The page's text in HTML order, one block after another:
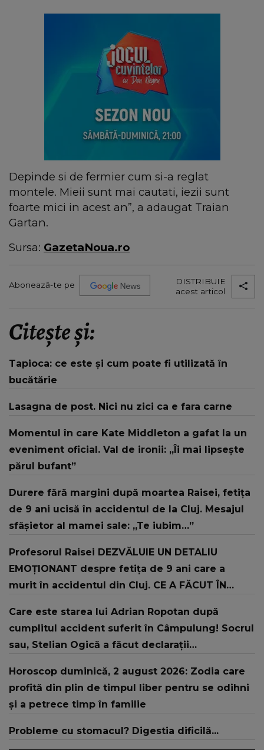
Depinde si de fermier cum si-a reglat
montele. Mieii sunt mai cautati, iezii sunt
foarte mici in acest an”, a adaugat Traian
Gartan.
Sursa: GazetaNoua.ro
Abonează-te pe
DISTRIBUIE
acest articol
Citește și:
Tapioca: ce este și cum poate fi utilizată în
bucătărie
Lasagna de post. Nici nu zici ca e fara carne
Momentul în care Kate Middleton a gafat la un
eveniment oficial. Val de ironii: „Îi mai lipsește
părul bufant”
Durere fără margini după moartea Raisei, fetița
de 9 ani ucisă în accidentul de la Cluj. Mesajul
sfâșietor al mamei sale: „Te iubim…”
Profesorul Raisei DEZVĂLUIE UN DETALIU
EMOȚIONANT despre fetița de 9 ani care a
murit în accidentul din Cluj. CE A FĂCUT ÎN
perioadă dureroasă. Chiar și părinții ei sunt
uimiți: "Nu voi uita că..."
Care este starea lui Adrian Ropotan după
cumplitul accident suferit în Câmpulung! Socrul
sau, Stelian Ogică a făcut declarații
Horoscop duminică, 2 august 2026: Zodia care
profită din plin de timpul liber pentru se odihni
și a petrece timp în familie
Probleme cu stomacul? Digestia dificilă...